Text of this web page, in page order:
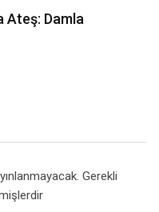
Mevlid-i Nebi
Gerekli